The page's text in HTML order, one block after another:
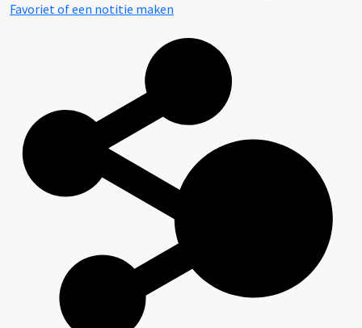
Favoriet of een notitie maken